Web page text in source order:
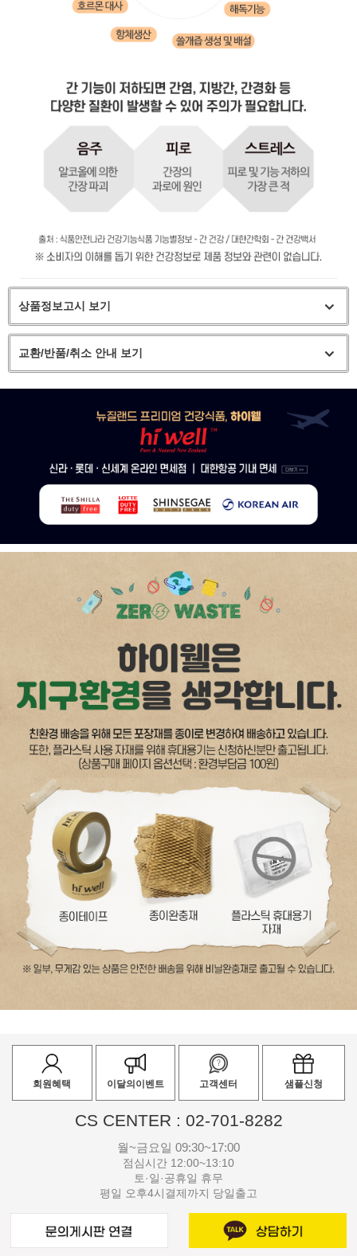
상품정보고시 보기
교환/반품/취소 안내 보기
회원혜택 이달의이벤트 고객센터 샘플신청
CS CENTER : 02-701-8282
월~금요일 09:30~17:00
점심시간 12:00~13:10
토·일·공휴일 휴무
평일 오후4시결제까지 당일출고